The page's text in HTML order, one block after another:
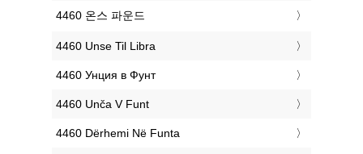
‎4460 온스 파운드
‎4460 Unse Til Libra
‎4460 Унция в Фунт
‎4460 Unča V Funt
‎4460 Dërhemi Në Funta